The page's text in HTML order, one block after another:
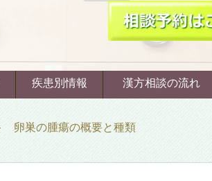
疾患別情報 漢方相談の流れ
卵巣の腫瘍の概要と種類